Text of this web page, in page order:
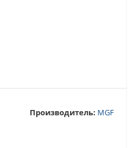
Производитель: MGF